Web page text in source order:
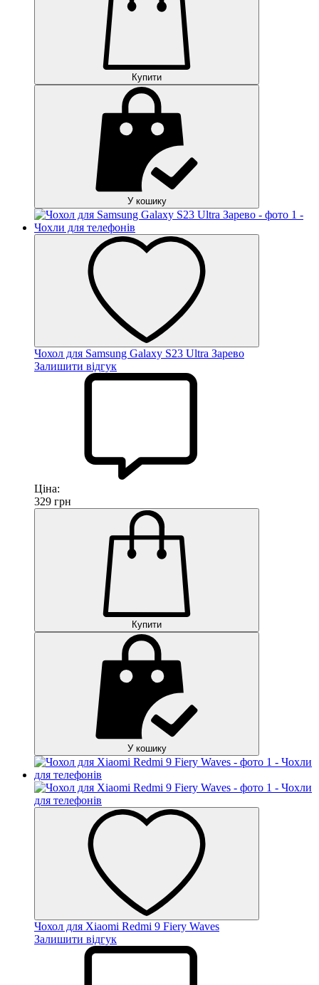
Купити
У кошику
Чохол для Samsung Galaxy S23 Ultra Зарево
Залишити відгук
Ціна:
329 грн
Купити
У кошику
Чохол для Xiaomi Redmi 9 Fiery Waves
Залишити відгук